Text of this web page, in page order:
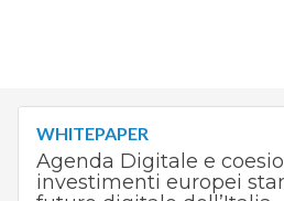
WHITEPAPER
Agenda Digitale e
investimenti europei